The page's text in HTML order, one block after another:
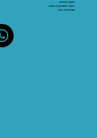
מיקום: אלנבי 43
ראשון - חמישי 10:00-19:00
שישי 10:00-15:00